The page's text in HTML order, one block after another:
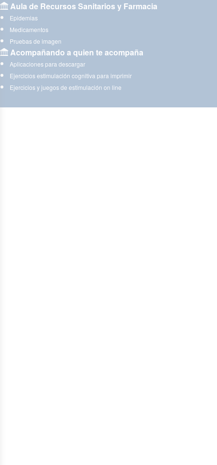
Aula de Recursos Sanitarios y Farmacia
Epidemias
Medicamentos
Pruebas de imagen
Acompañando a quien te acompaña
Aplicaciones para descargar
Ejercicios estimulación cognitiva para imprimir
Ejercicios y juegos de estimulación on line